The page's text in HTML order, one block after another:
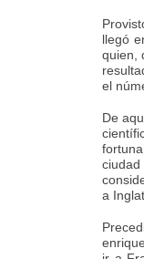
llegó
quien,
el
De
a